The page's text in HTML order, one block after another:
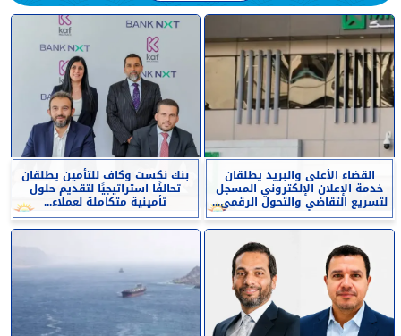
القضاء الأعلى والبريد يطلقان
خدمة الإعلان الإلكتروني المسجل
لتسريع التقاضي والتحول الرقمي...
بنك نكست وكاف للتأمين يطلقان
تحالفًا استراتيجيًا لتقديم حلول
تأمينية متكاملة لعملاء...